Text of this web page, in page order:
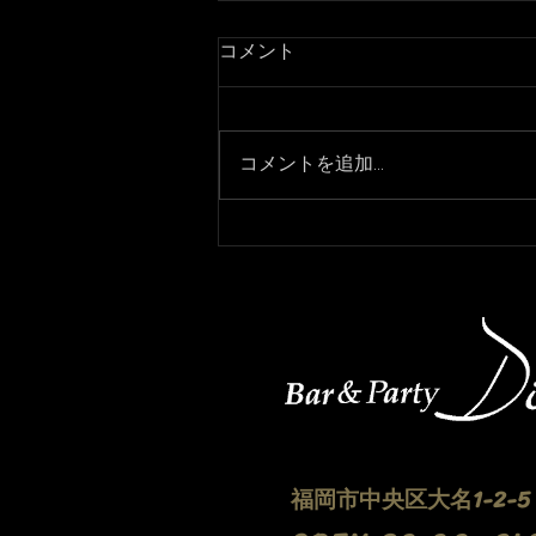
3月7日より通常営業になりま
コメント
コメントを追加…
福岡市中央区大名1-2-